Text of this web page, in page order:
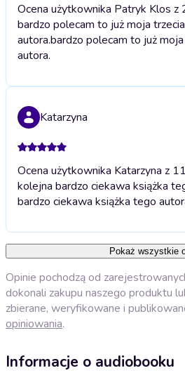
Ocena użytkownika Patryk Klos
bardzo polecam to już moja
autora.bardzo polecam to już
autora.
Katarzyna
Ocena użytkownika Katarzyna z
kolejna bardzo ciekawa książka
bardzo ciekawa książka tego
Pokaż wszystkie
Opinie pochodzą od
dokonali zakupu naszego produktu
zbierane, weryfikowane i
opiniowania.
Informacje o audiobooku